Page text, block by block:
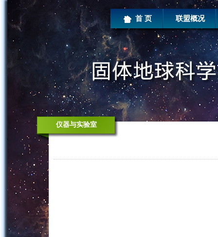
首 页 联盟概况
仪器与实验室